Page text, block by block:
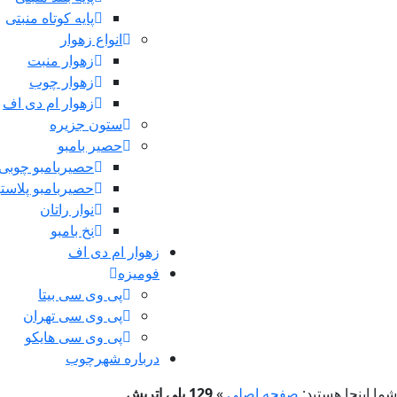
پایه کوتاه منبتی
انواع زهوار
زهوار منبت
زهوار چوب
زهوار ام دی اف
ستون جزیره
حصیر بامبو
حصیربامبو
حصیربامبو
نوار راتان
نخ بامبو
زهوار ام دی اف
فومیزه
پی وی سی بیتا
پی وی سی تهران
پی وی سی هایکو
درباره شهرچوب